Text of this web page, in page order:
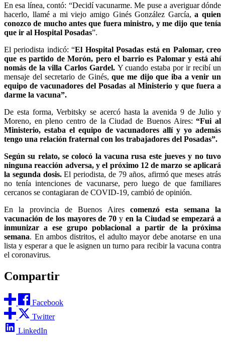
En esa línea, contó: “Decidí vacunarme. Me puse a averiguar dónde
hacerlo, llamé a mi viejo amigo Ginés González García,a quien
conozco de mucho antes que fuera ministro, y me dijo que tenía
que ir al Hospital Posadas”.
El periodista indicó: “El Hospital Posadas está en Palomar, creo
que es partido de Morón, pero el barrio es Palomar y está ahí
nomás de la villa Carlos Gardel.Y cuando estaba por ir recibí un
mensaje del secretario de Ginés,que me dijo que iba a venir un
equipo de vacunadores del Posadas al Ministerio y que fuera a
darme la vacuna”.
De esta forma, Verbitsky se acercó hasta la avenida 9 de Julio y
Moreno, en pleno centro de la Ciudad de Buenos Aires:“Fui al
Ministerio, estaba el equipo de vacunadores allí y yo además
tengo una relación fraternal con los trabajadores del Posadas”.
Según su relato, se colocó la vacuna rusa este jueves y no tuvo
ninguna reacción adversa, y el próximo 12 de marzo se aplicará
la segunda dosis.El periodista, de 79 años, afirmó que meses atrás
no tenía intenciones de vacunarse, pero luego de que familiares
cercanos se contagiaran de COVID-19, cambió de opinión.
En la provincia de Buenos Aires comenzó esta semana la
vacunación de los mayores de 70 y en la Ciudad se empezará a
inmunizar a ese grupo poblacional a partir de la próxima
semana. En ambos distritos, el adulto mayor debe anotarse en una
lista y esperar a que le asignen un turno para recibir la vacuna contra
el coronavirus.
Compartir
Facebook
Twitter
LinkedIn